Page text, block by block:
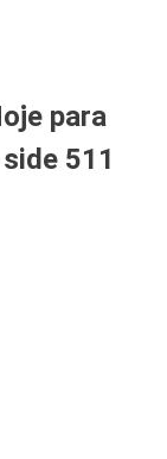
para
511